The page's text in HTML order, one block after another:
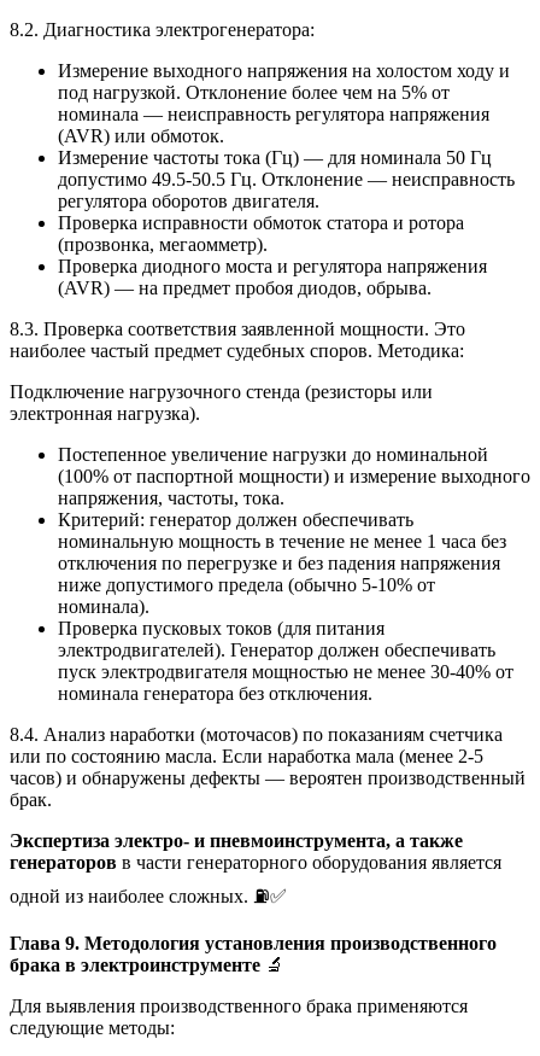
8.2. Диагностика электрогенератора:
Измерение выходного напряжения на холостом ходу и
под нагрузкой. Отклонение более чем на 5% от
номинала — неисправность регулятора напряжения
(AVR) или обмоток.
Измерение частоты тока (Гц) — для номинала 50 Гц
допустимо 49.5-50.5 Гц. Отклонение — неисправность
регулятора оборотов двигателя.
Проверка исправности обмоток статора и ротора
(прозвонка, мегаомметр).
Проверка диодного моста и регулятора напряжения
(AVR) — на предмет пробоя диодов, обрыва.
8.3. Проверка соответствия заявленной мощности. Это
наиболее частый предмет судебных споров. Методика:
Подключение нагрузочного стенда (резисторы или
электронная нагрузка).
Постепенное увеличение нагрузки до номинальной
(100% от паспортной мощности) и измерение выходного
напряжения, частоты, тока.
Критерий: генератор должен обеспечивать
номинальную мощность в течение не менее 1 часа без
отключения по перегрузке и без падения напряжения
ниже допустимого предела (обычно 5-10% от
номинала).
Проверка пусковых токов (для питания
электродвигателей). Генератор должен обеспечивать
пуск электродвигателя мощностью не менее 30-40% от
номинала генератора без отключения.
8.4. Анализ наработки (моточасов) по показаниям счетчика
или по состоянию масла. Если наработка мала (менее 2-5
часов) и обнаружены дефекты — вероятен производственный
брак.
Экспертиза электро- и пневмоинструмента, а также
генераторов в части генераторного оборудования является
одной из наиболее сложных. ⛽✅
Глава 9. Методология установления производственного
брака в электроинструменте 🔬
Для выявления производственного брака применяются
следующие методы: